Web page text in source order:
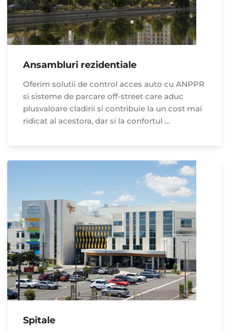
Ansambluri rezidentiale
Oferim solutii de control acces auto cu ANPPR
si sisteme de parcare off-street care aduc
plusvaloare cladirii si contribuie la un cost mai
ridicat al acestora, dar si la confortul …
Spitale